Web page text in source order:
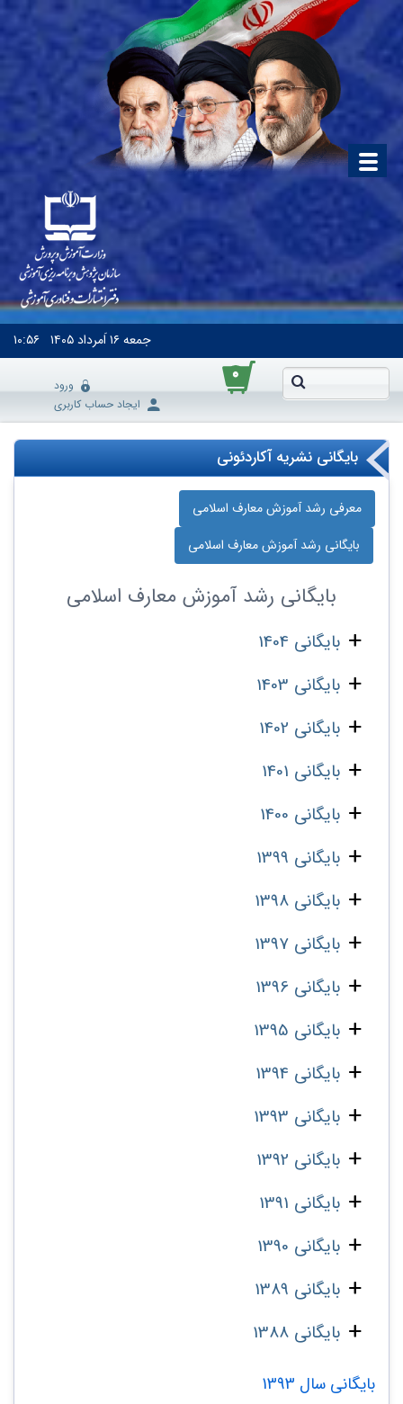
جمعه۱۶ اَمرداد ۱۴۰۵ ۱۰:۵۶
۰
ورود
ایجاد حساب کاربری
بایگانی نشریه آکاردئونی
معرفی رشد آموزش معارف اسلامی
بایگانی رشد آموزش معارف اسلامی
بایگانی رشد آموزش معارف اسلامی
بایگانی 1404
بایگانی 1403
بایگانی 1402
بایگانی 1401
بایگانی 1400
بایگانی 1399
بایگانی 1398
بایگانی 1397
بایگانی 1396
بایگانی 1395
بایگانی 1394
بایگانی 1393
بایگانی 1392
بایگانی 1391
بایگانی 1390
بایگانی 1389
بایگانی 1388
بایگانی سال 1393